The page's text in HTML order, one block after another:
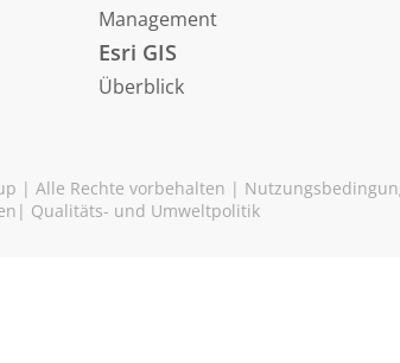
Management
Esri GIS
Überblick
| Alle Rechte vorbehalten |
| Qualitäts- und Umweltpolitik